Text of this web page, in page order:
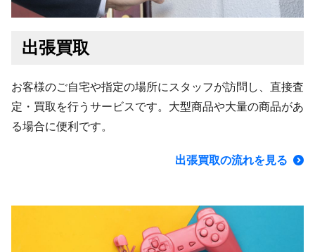
出張買取
お客様のご自宅や指定の場所にスタッフが訪問し、直接査
定・買取を行うサービスです。大型商品や大量の商品があ
る場合に便利です。
出張買取の流れを見る